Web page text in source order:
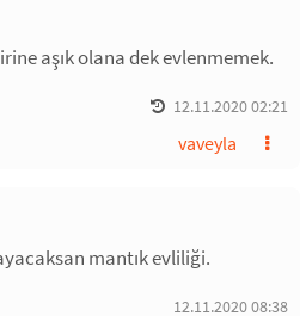
aşık olana dek evlenmemek.
12.11.2020 02:21
vaveyla
mantık evliliği.
12.11.2020 08:38